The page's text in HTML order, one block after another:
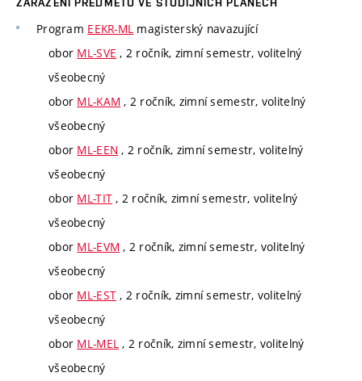
ZAŘAZENÍ PŘEDMĚTU VE STUDIJNÍCH PLÁNECH
Program EEKR-ML magisterský navazující
obor ML-SVE , 2 ročník, zimní semestr, volitelný
všeobecný
obor ML-KAM , 2 ročník, zimní semestr, volitelný
všeobecný
obor ML-EEN , 2 ročník, zimní semestr, volitelný
všeobecný
obor ML-TIT , 2 ročník, zimní semestr, volitelný
všeobecný
obor ML-EVM , 2 ročník, zimní semestr, volitelný
všeobecný
obor ML-EST , 2 ročník, zimní semestr, volitelný
všeobecný
obor ML-MEL , 2 ročník, zimní semestr, volitelný
všeobecný